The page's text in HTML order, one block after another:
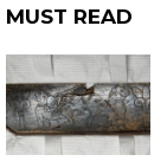
MUST READ